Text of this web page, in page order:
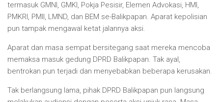
termasuk GMNI, GMKI, Pokja Pesisir, Elemen Advokasi, HMI,
PMKRI, PMII, LMND, dan BEM se-Balikpapan. Aparat kepolisian
pun tampak mengawal ketat jalannya aksi.
Aparat dan masa sempat bersitegang saat mereka mencoba
memaksa masuk gedung DPRD Balikpapan. Tak ayal,
bentrokan pun terjadi dan menyebabkan beberapa kerusakan.
Tak berlangsung lama, pihak DPRD Balikpapan pun langsung